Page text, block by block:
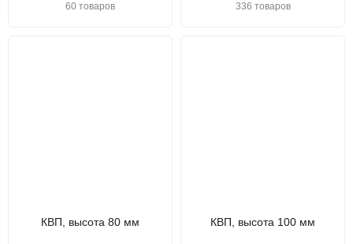
60 товаров 336 товаров
КВП, высота 80 мм КВП, высота 100 мм